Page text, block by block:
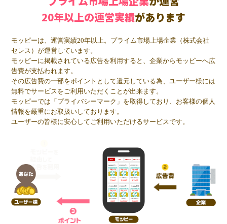
20年以上の運営実績があります
モッピーは、運営実績20年以上。プライム市場上場企業（株式会社
セレス）が運営しています。
モッピーに掲載されている広告を利用すると、企業からモッピーへ広
告費が支払われます。
その広告費の一部をポイントとして還元している為、ユーザー様には
無料でサービスをご利用いただくことが出来ます。
モッピーでは「プライバシーマーク」を取得しており、お客様の個人
情報を厳重にお取扱いしております。
ユーザーの皆様に安心してご利用いただけるサービスです。